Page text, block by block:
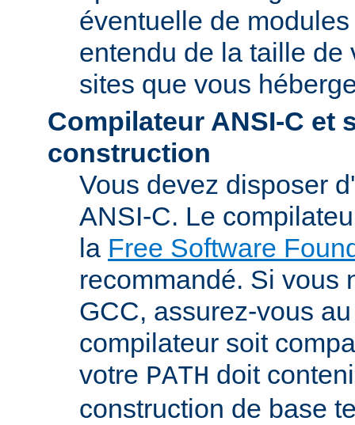
éventuelle de
entendu de la taille de
sites que vous
Compilateur ANSI-C et
construction
Vous devez disposer
ANSI-C. Le
la Free Software
recommandé. Si vous
GCC, assurez-vous
compilateur soit
votre PATH doit
construction de base